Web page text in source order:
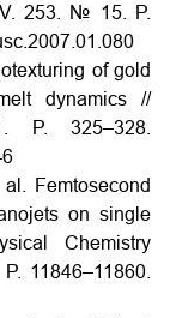
253. № 15. P.
of gold
dynamics //
P. 325–328.
Femtosecond
on single
Chemistry
11846–11860.